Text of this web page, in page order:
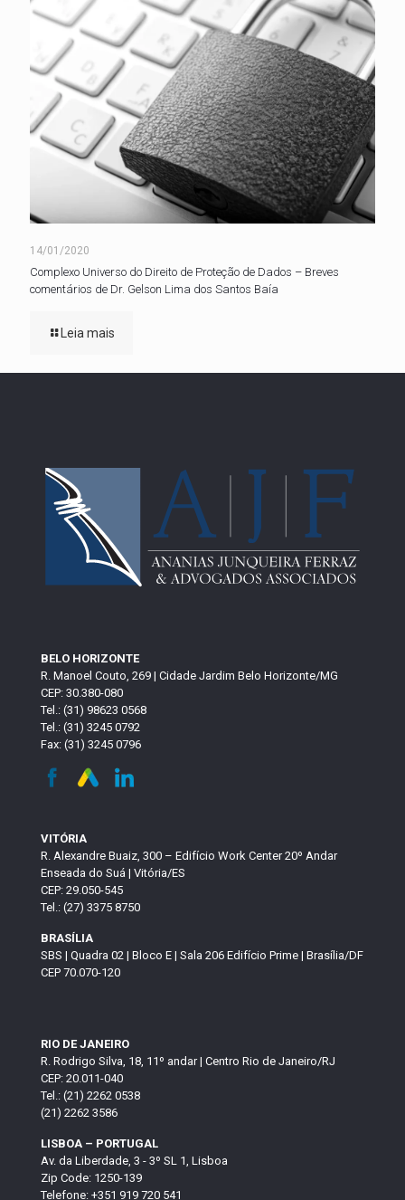
14/01/2020
Complexo Universo do Direito de Proteção de Dados – Breves
comentários de Dr. Gelson Lima dos Santos Baía
Leia mais
BELO HORIZONTE
R. Manoel Couto, 269 | Cidade Jardim Belo Horizonte/MG
CEP: 30.380-080
Tel.: (31) 98623 0568
Tel.: (31) 3245 0792
Fax: (31) 3245 0796
VITÓRIA
R. Alexandre Buaiz, 300 – Edifício Work Center 20º Andar
Enseada do Suá | Vitória/ES
CEP: 29.050-545
Tel.: (27) 3375 8750
BRASÍLIA
SBS | Quadra 02 | Bloco E | Sala 206 Edifício Prime | Brasília/DF
CEP 70.070-120
RIO DE JANEIRO
R. Rodrigo Silva, 18, 11º andar | Centro Rio de Janeiro/RJ
CEP: 20.011-040
Tel.: (21) 2262 0538
(21) 2262 3586
LISBOA – PORTUGAL
Av. da Liberdade, 3 - 3º SL 1, Lisboa
Zip Code: 1250-139
Telefone: +351 919 720 541